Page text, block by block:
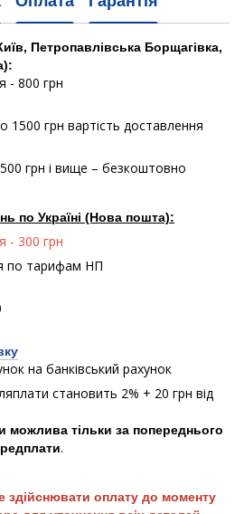
Петропавлівська Борщагівка,
- 800 грн
1500 грн вартість доставлення
грн і вище – безкоштовно
по Україні (Нова пошта):
- 300 грн
по тарифам НП
на банківський рахунок
становить 2% + 20 грн від
можлива тільки за попереднього
.
оплату до моменту